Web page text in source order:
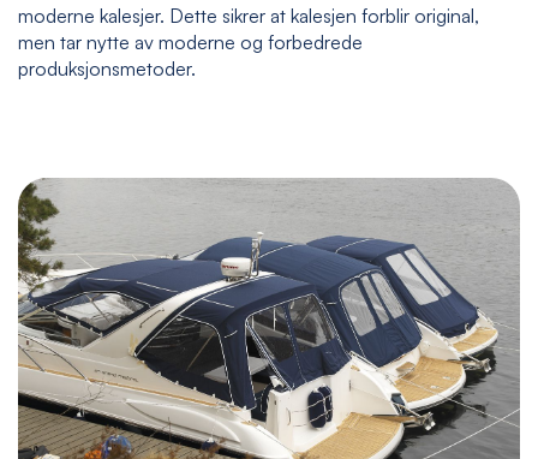
moderne kalesjer. Dette sikrer at kalesjen forblir original,
men tar nytte av moderne og forbedrede
produksjonsmetoder.